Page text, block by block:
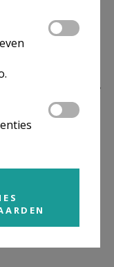
22, 9940
en St.-Paulus te
30, 9940 Evergem
Evergem